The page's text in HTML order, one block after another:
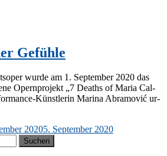
Gefühle
wur­de am 1. Sep­tem­ber 2020 das
Opern­pro­jekt „7 De­aths of Ma­ria Cal­
Küns­t­­le­rin Ma­ri­na Abra­mo­vić ur­
20205. September 2020